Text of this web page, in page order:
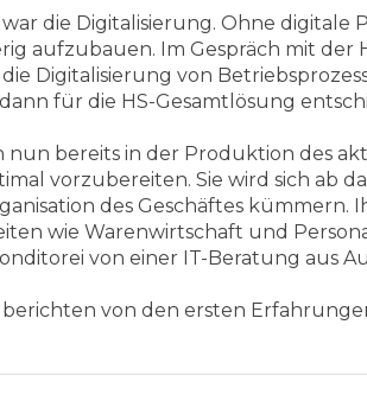
die Digitalisierung. Ohne digitale
aufzubauen. Im Gespräch mit der
Digitalisierung von
für die HS-Gesamtlösung
nun bereits in der Produktion des
vorzubereiten. Sie wird sich ab
des Geschäftes kümmern.
wie Warenwirtschaft und
von einer IT-Beratung aus
von den ersten